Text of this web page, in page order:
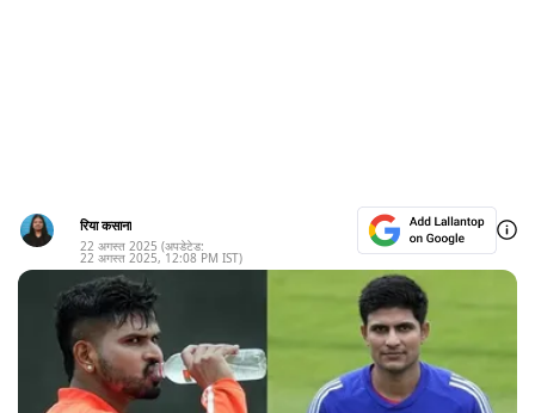
रिया कसाना
22 अगस्त 2025 (अपडेटेड:
22 अगस्त 2025, 12:08 PM IST)